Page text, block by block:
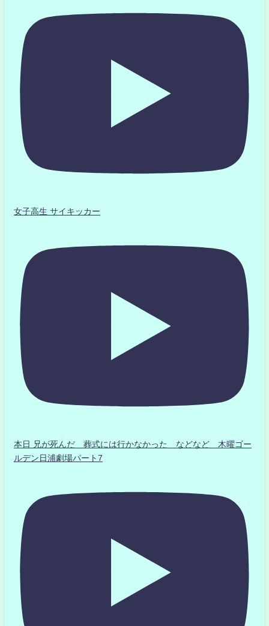
女子高生 サイキッカー
本日 兄が死んだ 葬式には行かなかった などなど 木曜ゴー
ルデン日浦劇場パート7